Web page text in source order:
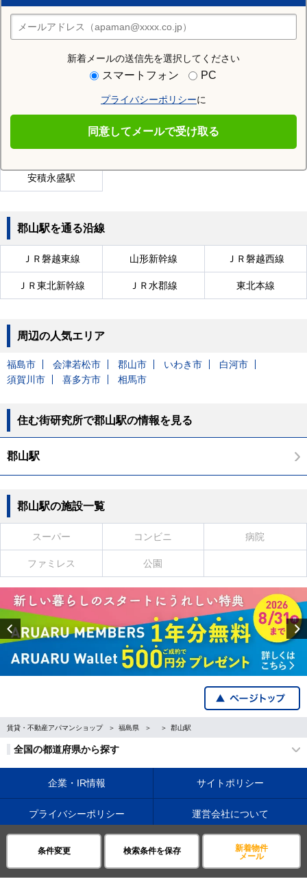
条件変更 検索条件を保存
新着物件
メール
新着メールの送信先を選択してください
スマートフォン PC
プライバシーポリシーに
同意してメールで受け取る
住みたい街の店舗を探す
店舗検索
磐梯熱海駅
郡山富田駅 舞木駅 安子ケ島駅
安積永盛駅
郡山駅を通る沿線
ＪＲ磐越東線 山形新幹線 ＪＲ磐越西線
ＪＲ東北新幹線 ＪＲ水郡線 東北本線
周辺の人気エリア
福島市 会津若松市 郡山市 いわき市
白河市
須賀川市
喜多方市 相馬市
住む街研究所で郡山駅の情報を見る
郡山駅
郡山駅の施設一覧
スーパー コンビニ 病院
ファミレス 公園
Previous
賃貸・不動産アパマンショップ 福島県 郡山駅
全国の都道府県から探す
企業・IR情報 サイトポリシー
プライバシーポリシー 運営会社について